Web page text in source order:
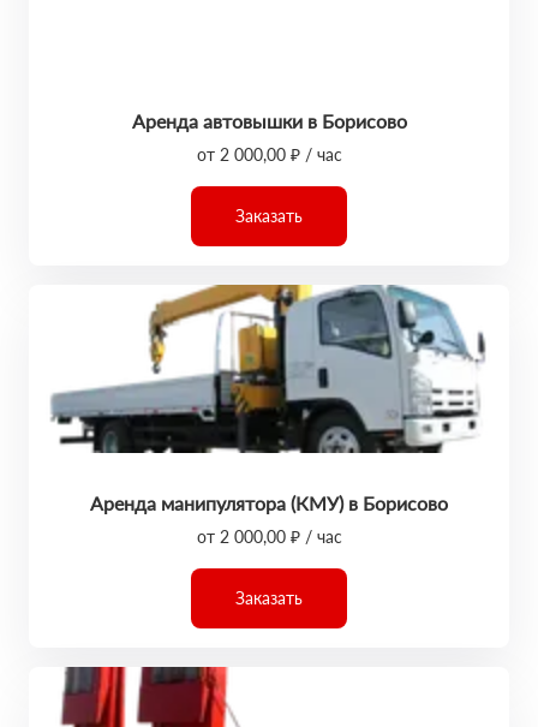
Аренда автовышки в Борисово
от 2 000,00 ₽ / час
Заказать
Аренда манипулятора (КМУ) в Борисово
от 2 000,00 ₽ / час
Заказать